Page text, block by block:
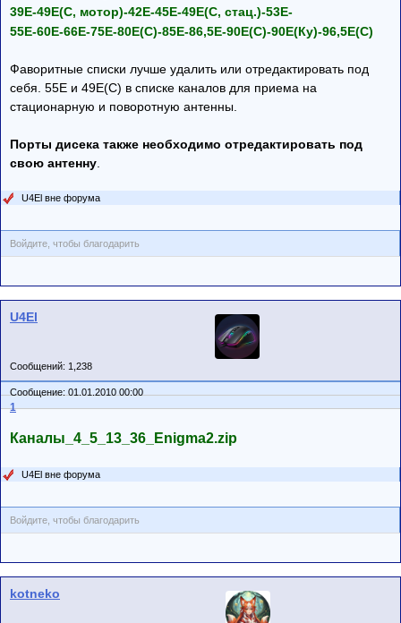
39Е-49Е(С, мотор)-42Е-45Е-49Е(С, стац.)-53E-
55Е-60Е-66Е-75E-80Е(С)-85E-86,5Е-90E(С)-90Е(Ку)-96,5Е(С)
Фаворитные списки лучше удалить или отредактировать под
себя. 55Е и 49Е(С) в списке каналов для приема на
стационарную и поворотную антенны.
Порты дисека также необходимо отредактировать под
свою антенну
U4El вне форума
Войдите, чтобы благодарить
U4El
Сообщений: 1,238
Сообщение: 01.01.2010 00:00
1
Каналы_4_5_13_36_Enigma2.zip
U4El вне форума
Войдите, чтобы благодарить
kotneko